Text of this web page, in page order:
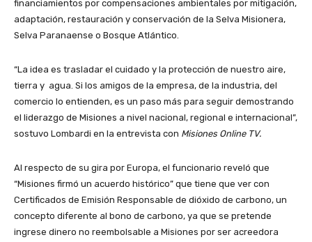
financiamientos por compensaciones ambientales por mitigación,
adaptación, restauración y conservación de la Selva Misionera,
Selva Paranaense o Bosque Atlántico.
“La idea es trasladar el cuidado y la protección de nuestro aire,
tierra y agua. Si los amigos de la empresa, de la industria, del
comercio lo entienden, es un paso más para seguir demostrando
el liderazgo de Misiones a nivel nacional, regional e internacional”,
sostuvo Lombardi en la entrevista con Misiones Online TV.
Al respecto de su gira por Europa, el funcionario reveló que
“Misiones firmó un acuerdo histórico” que tiene que ver con
Certificados de Emisión Responsable de dióxido de carbono, un
concepto diferente al bono de carbono, ya que se pretende
ingrese dinero no reembolsable a Misiones por ser acreedora